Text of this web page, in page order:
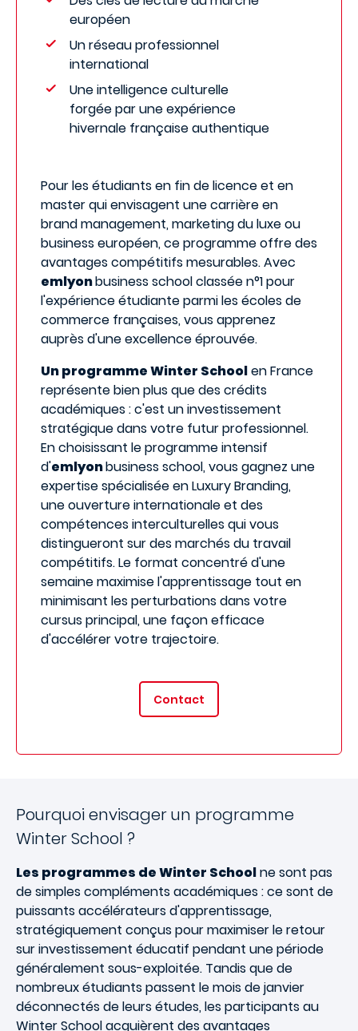
européen
Un réseau professionnel
international
Une intelligence culturelle
forgée par une expérience
hivernale française authentique
Pour les étudiants en fin de licence et en
master qui envisagent une carrière en
brand management, marketing du luxe ou
business européen, ce programme offre des
avantages compétitifs mesurables. Avec
emlyonbusiness school classée n°1 pour
l'expérience étudiante parmi les écoles de
commerce françaises, vous apprenez
auprès d'une excellence éprouvée.
Un programme Winter Schoolen France
représente bien plus que des crédits
académiques : c'est un investissement
stratégique dans votre futur professionnel.
En choisissant le programme intensif
d'emlyonbusiness school, vous gagnez une
expertise spécialisée en Luxury Branding,
une ouverture internationale et des
compétences interculturelles qui vous
distingueront sur des marchés du travail
compétitifs. Le format concentré d'une
semaine maximise l'apprentissage tout en
minimisant les perturbations dans votre
cursus principal, une façon efficace
d'accélérer votre trajectoire.
Contact
Pourquoi envisager un programme
Winter School ?
Les programmes de Winter Schoolne sont pas
de simples compléments académiques : ce sont de
puissants accélérateurs d'apprentissage,
stratégiquement conçus pour maximiser le retour
sur investissement éducatif pendant une période
généralement sous-exploitée. Tandis que de
nombreux étudiants passent le mois de janvier
déconnectés de leurs études, les participants au
Winter School acquièrent des avantages